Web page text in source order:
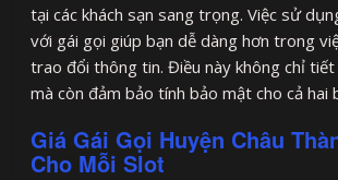
tại các khách sạn sang trọng. Việc sử
với gái gọi giúp bạn dễ dàng hơn trong
trao đổi thông tin. Điều này không chỉ tiết
mà còn đảm bảo tính bảo mật cho cả hai
Giá Gái Gọi Huyện Châu
Cho Mỗi Slot